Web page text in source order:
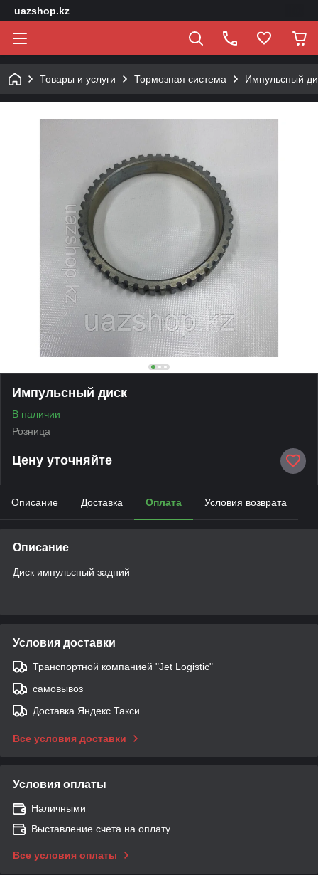
uazshop.kz
Товары и услуги Тормозная система Импульсный
Импульсный диск
В наличии
Розница
Цену уточняйте
Описание Доставка Оплата Условия возврата
Описание
Диск импульсный задний
Условия доставки
Транспортной компанией "Jet Logistic"
самовывоз
Доставка Яндекс Такси
Все условия доставки
Условия оплаты
Наличными
Выставление счета на оплату
Все условия оплаты